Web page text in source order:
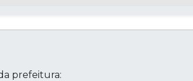
prefeitura: